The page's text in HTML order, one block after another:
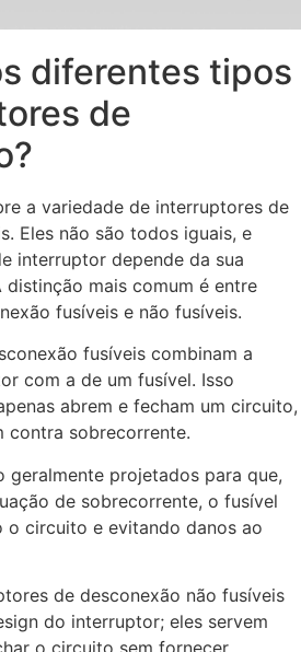
diferentes tipos
de
a variedade de interruptores de
Eles não são todos iguais, e
interruptor depende da sua
mais comum é entre
fusíveis e não fusíveis.
fusíveis combinam a
com a de um fusível. Isso
abrem e fecham um circuito,
contra sobrecorrente.
geralmente projetados para que,
de sobrecorrente, o fusível
o circuito e evitando danos ao
de desconexão não fusíveis
do interruptor; eles servem